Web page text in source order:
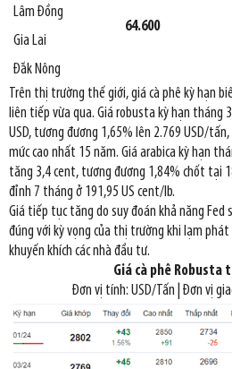
64.600
Lâm Đồng
Gia Lai
Đắk Nông
Trên thị trường thế giới, giá cà phê kỳ hạn
liên tiếp vừa qua. Giá robusta kỳ hạn tháng
USD, tương đương 1,65% lên 2.769 USD/
mức cao nhất 15 năm. Giá arabica kỳ hạn
tăng 3,4 cent, tương đương 1,84% chốt tại
đỉnh 7 tháng ở 191,95 US cent/lb.
Giá tiếp tục tăng do suy đoán khả năng
đúng với kỳ vọng của thị trường khi lạm phát
khuyến khích các nhà đầu tư.
Giá cà phê Robusta
Đơn vị tính: USD/Tấn | Đơn vị